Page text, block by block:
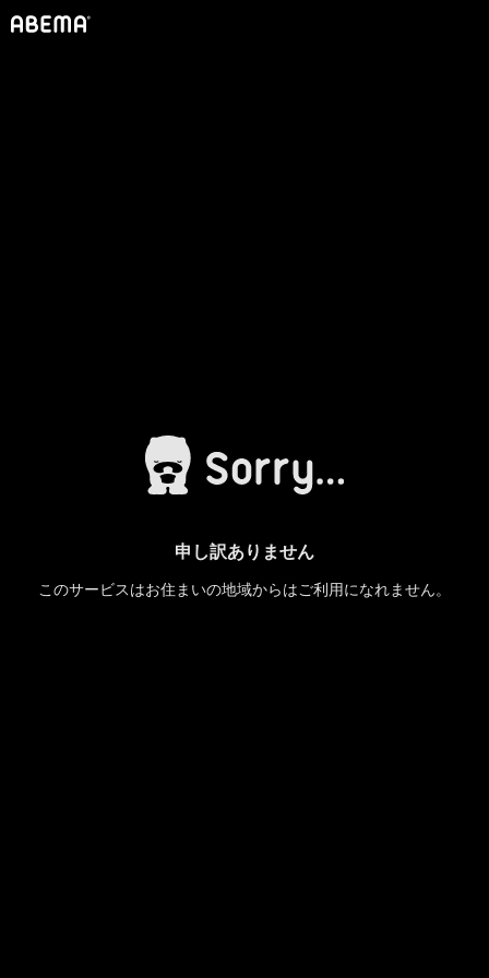
申し訳ありません
このサービスはお住まいの地域からはご利用になれません。